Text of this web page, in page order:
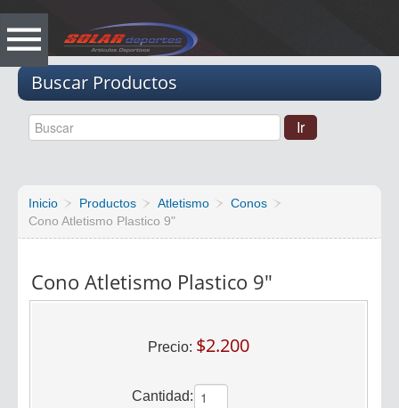
Buscar Productos
Inicio Productos Atletismo
Conos
Cono Atletismo Plastico 9"
Cono Atletismo Plastico 9"
Precio: $2.200
Cantidad: